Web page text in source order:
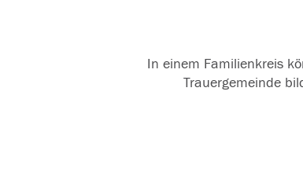
In einem Familienkreis
Trauergemeinde